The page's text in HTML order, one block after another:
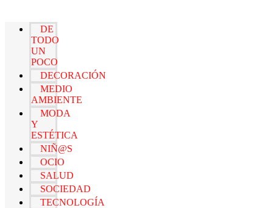
DE
TODO
UN
POCO
DECORACIÓN
MEDIO
AMBIENTE
MODA
Y
ESTÉTICA
NIÑ@S
OCIO
SALUD
SOCIEDAD
TECNOLOGÍA